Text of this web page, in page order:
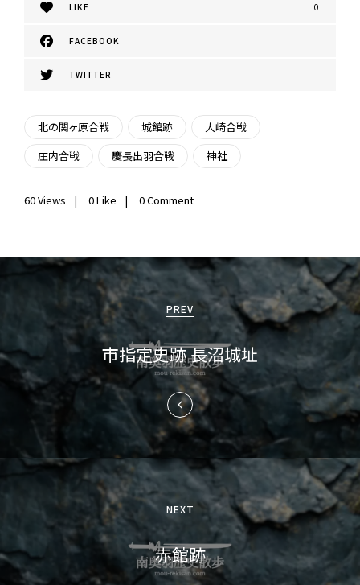
LIKE 0
FACEBOOK
TWITTER
北の関ヶ原合戦 城館跡
大崎合戦
庄内合戦
慶長出羽合戦 神社
60Views 0Like 0 Comment
投
ナ
ビ
シ
ョ
ン
PREV
市指定史跡 長沼城址
NEXT
赤館跡